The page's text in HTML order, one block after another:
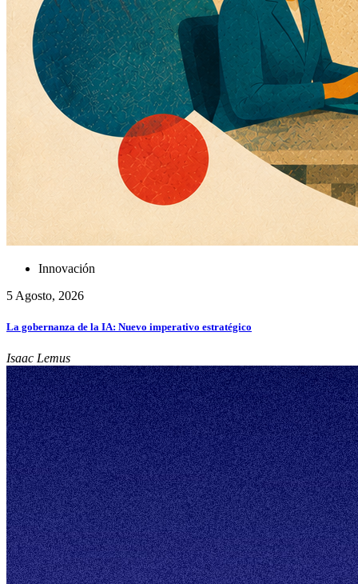
Innovación
5 Agosto, 2026
La gobernanza de la IA: Nuevo imperativo estratégico
Isaac Lemus